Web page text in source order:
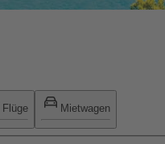
Flüge Mietwagen